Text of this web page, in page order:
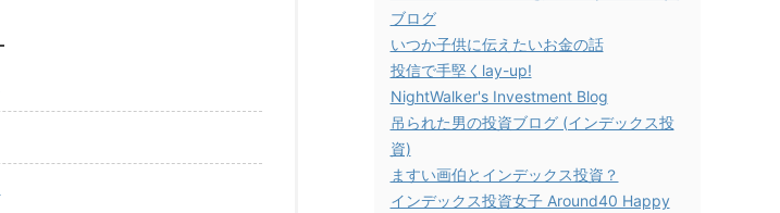
ブログ
いつか子供に伝えたいお金の話
投信で手堅くlay-up!
NightWalker's Investment Blog
吊られた男の投資ブログ (インデックス投
資)
ますい画伯とインデックス投資？
インデックス投資女子 Around40 Happy